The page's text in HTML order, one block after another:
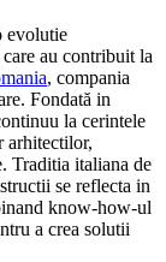
evolutie
au contribuit la
, compania
Fondată in
la cerintele
arhitectilor,
Traditia italiana de
se reflecta in
know-how-ul
a crea solutii